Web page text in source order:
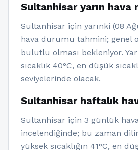
Sultanhisar yarın hava
Sultanhisar için yarınki (08
hava durumu tahmini; genel
bulutlu olması bekleniyor.
sıcaklık 40°C, en düşük
seviyelerinde olacak.
Sultanhisar haftalık
Sultanhisar için 3 günlük
incelendiğinde; bu zaman
yüksek sıcaklığın 41°C, en